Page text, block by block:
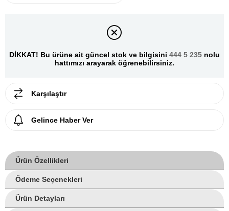
DİKKAT! Bu ürüne ait güncel stok ve bilgisini 444 5 235 nolu
hattımızı arayarak öğrenebilirsiniz.
Karşılaştır
Gelince Haber Ver
Ürün Özellikleri
Ödeme Seçenekleri
Ürün Detayları